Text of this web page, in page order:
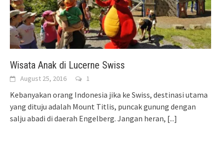
Wisata Anak di Lucerne Swiss
August 25, 2016 1
Kebanyakan orang Indonesia jika ke Swiss, destinasi utama
yang dituju adalah Mount Titlis, puncak gunung dengan
salju abadi di daerah Engelberg. Jangan heran, [...]